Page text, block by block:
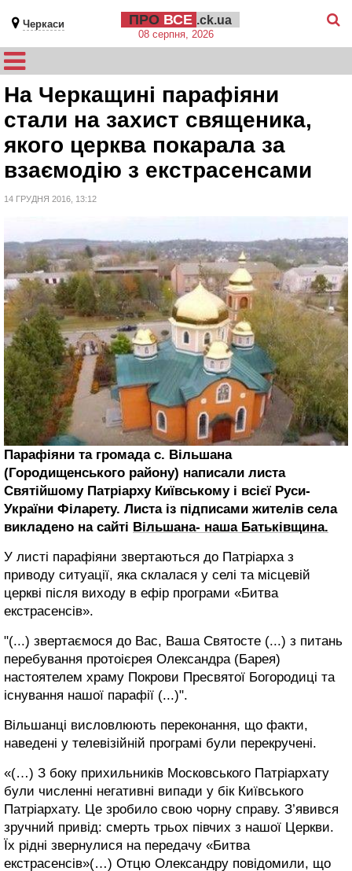
Черкаси ПРО ВСЕ .ck.ua
08 серпня, 2026
На Черкащині парафіяни
стали на захист священика,
якого церква покарала за
взаємодію з екстрасенсами
14 ГРУДНЯ 2016, 13:12
Парафіяни та громада с. Вільшана
(Городищенського району) написали листа
Святійшому Патріарху Київському і всієї Руси-
України Філарету. Листа із підписами жителів села
викладено на сайті Вільшана- наша Батьківщина.
У листі парафіяни звертаються до Патріарха з
приводу ситуації, яка склалася у селі та місцевій
церкві після виходу в ефір програми «Битва
екстрасенсів».
"(...) звертаємося до Вас, Ваша Святосте (...) з питань
перебування протоієрея Олександра (Барея)
настоятелем храму Покрови Пресвятої Богородиці та
існування нашої парафії (...)".
Вільшанці висловлюють переконання, що факти,
наведені у телевізійній програмі були перекручені.
«(…) З боку прихильників Московського Патріархату
були численні негативні випади у бік Київського
Патріархату. Це зробило свою чорну справу. З’явився
зручний привід: смерть трьох півчих з нашої Церкви.
Їх рідні звернулися на передачу «Битва
екстрасенсів»(…) Отцю Олександру повідомили, що